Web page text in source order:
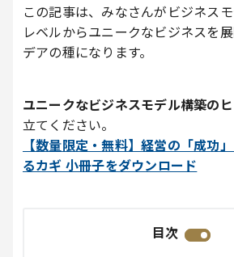
この記事は、みなさんがビジネス
レベルからユニークなビジネスを
デアの種になります。
ユニークなビジネスモデル構築の
立てください。
【数量限定・無料】経営の「成功
るカギ 小冊子をダウンロード
目次